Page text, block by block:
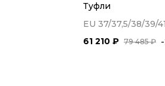
Туфли
EU 37/37,5/38/39/41
79 485 ₽
61 210 ₽